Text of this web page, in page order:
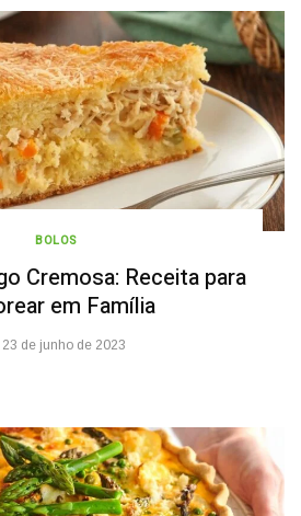
BOLOS
Cremosa: Receita para
em Família
23 de junho de 2023